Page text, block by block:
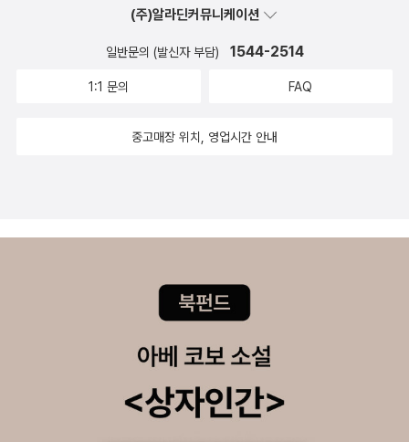
지키고(「낮달」), 혼자 여탕에서 때를 밀고 있을 엄마의 외로움을 살피
위해 분주해지고(「콩」), 형과 싸운 밤에 물린 모기 자국에 한 피 나눈
형제임을 상기하곤(「모기 선생님」) 한다. 아이의 시선을 따라가다 보
고 이해할 수 있게 된다. 이것은 다시 우리의 삶 속으로 파고들어 ‘가
걸려/ 발가락끼리 싸운다나요/ 그래서 다섯 발가락/ 떼어 놓았다네
요 -「발가락 양말 가족」 전문 의성어와 의태어의 효과적인 배치로 시
각과 청각은 물론이고 촉각까지 느낄 수 있는 표제작 「발가락 양말 가
족」은 이 동시집의 성격과 의미를 꾸밈없이 보여 준다. 수시로 티격태
격하면서도 양말 속 발가락들처럼 떨어져서는 살 수 없는 ‘가족의 속
성’이 아이의 유쾌한 목소리를 빌어 절묘하게 형상화되어 있다. 때론
웃음이, 때론 그리움과 애틋함이 묻어나는 이 알콩달콩한 가족 이야
(주)알라딘커뮤니케이션
일반문의 (발신자 부담) 1544-2514
1:1 문의 FAQ
중고매장 위치, 영업시간 안내